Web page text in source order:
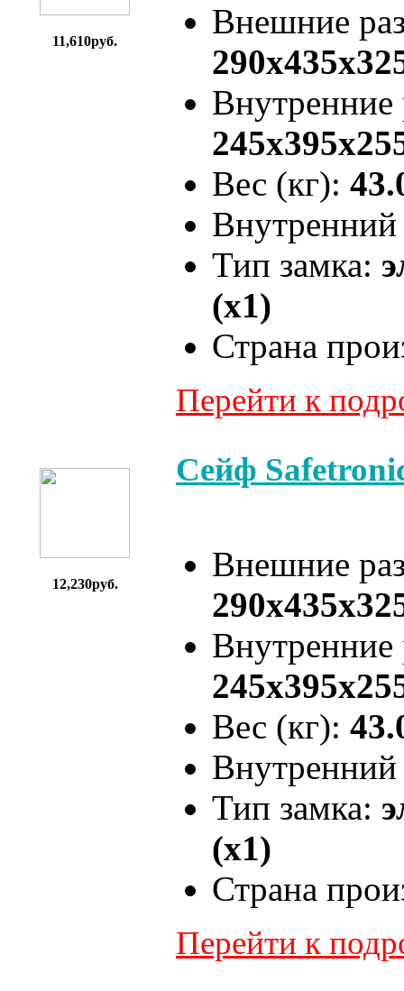
11,610руб.
Внешние
Вес (кг):
Тип замка:
(x1)
Страна
Перейти к
12,230руб.
Сейф
Внешние
Вес (кг):
Тип замка:
(x1)
Страна
Перейти к